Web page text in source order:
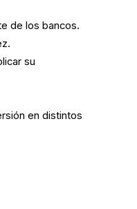
de los bancos.
su
en distintos